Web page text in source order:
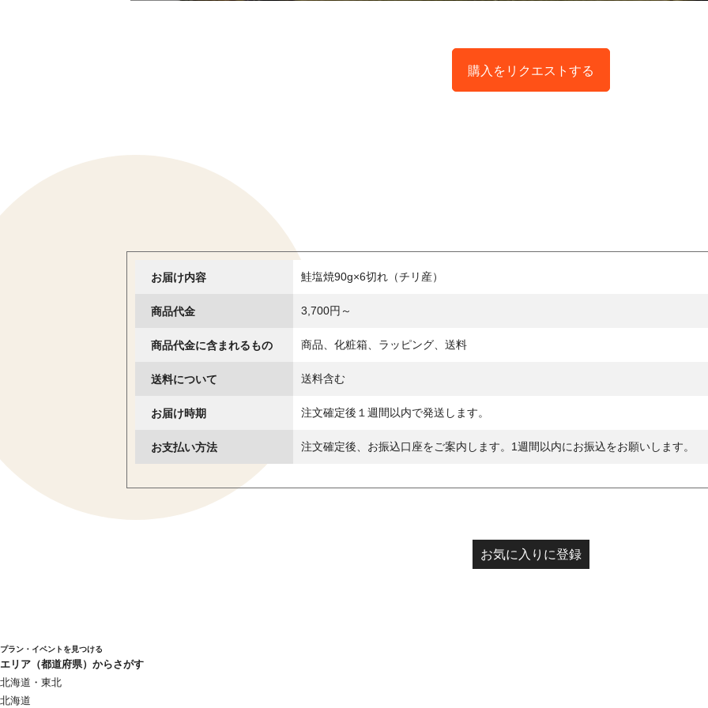
購入をリクエストする
お届け内容 鮭塩焼90g×6切れ（チリ産）
商品代金 3,700円～
商品代金に含まれるもの 商品、化粧箱、ラッピング、送料
送料について 送料含む
お届け時期 注文確定後１週間以内で発送します。
お支払い方法 注文確定後、お振込口座をご案内します。1週間以内にお振込をお願いします。
お気に入りに登録
プラン・イベントを見つける
エリア（都道府県）からさがす
北海道・東北
北海道